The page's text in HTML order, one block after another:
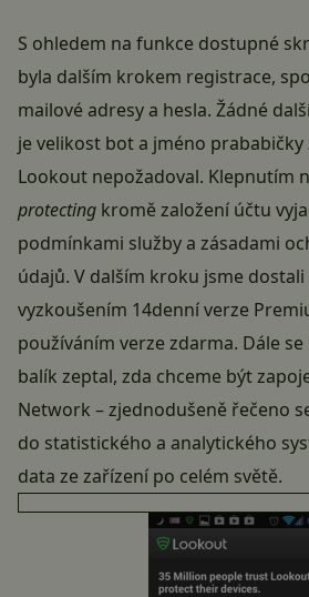
S ohledem na funkce dostupné
byla dalším krokem registrace,
mailové adresy a hesla. Žádné
je velikost bot a jméno prababičky
Lookout nepožadoval. Klepnutím
protecting kromě založení účtu
podmínkami služby a zásadami
údajů. V dalším kroku jsme
vyzkoušením 14denní verze
používáním verze zdarma. Dále
balík zeptal, zda chceme být
Network – zjednodušeně řečeno
do statistického a analytického
data ze zařízení po celém světě.